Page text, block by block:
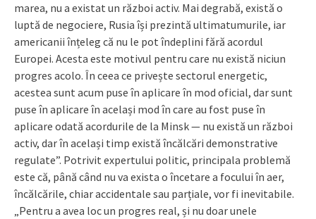
marea, nu a existat un război activ. Mai degrabă, există o
luptă de negociere, Rusia își prezintă ultimatumurile, iar
americanii înțeleg că nu le pot îndeplini fără acordul
Europei. Acesta este motivul pentru care nu există niciun
progres acolo. În ceea ce privește sectorul energetic,
acestea sunt acum puse în aplicare în mod oficial, dar sunt
puse în aplicare în același mod în care au fost puse în
aplicare odată acordurile de la Minsk — nu există un război
activ, dar în același timp există încălcări demonstrative
regulate”. Potrivit expertului politic, principala problemă
este că, până când nu va exista o încetare a focului în aer,
încălcările, chiar accidentale sau parțiale, vor fi inevitabile.
„Pentru a avea loc un progres real, și nu doar unele